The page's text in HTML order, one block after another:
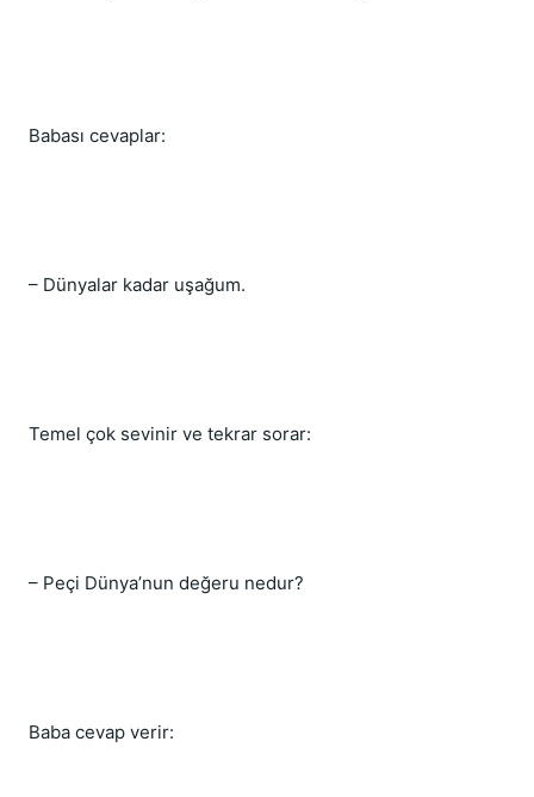
Babası cevaplar:
– Dünyalar kadar uşağum.
Temel çok sevinir ve tekrar sorar:
– Peçi Dünya’nun değeru nedur?
Baba cevap verir: